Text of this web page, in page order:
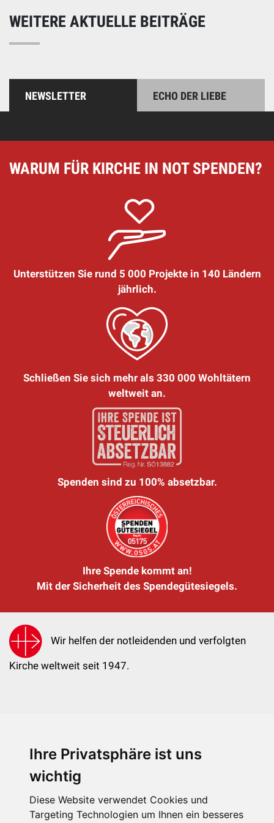
Ihre Privatsphäre ist uns
wichtig
Diese Website verwendet Cookies und
Targeting Technologien um Ihnen ein besseres
WEITERE AKTUELLE BEITRÄGE
NEWSLETTER ECHO DER LIEBE
WARUM FÜR KIRCHE IN NOT SPENDEN?
Unterstützen Sie rund 5 000 Projekte in 140 Ländern
jährlich.
Schließen Sie sich mehr als 330 000 Wohltätern
weltweit an.
Spenden sind zu 100% absetzbar.
Ihre Spende kommt an!
Mit der Sicherheit des Spendegütesiegels.
Wir helfen der notleidenden und verfolgten
Kirche weltweit seit 1947.
KIRCHE IN NOT - Österreich
kin@kircheinnot.at